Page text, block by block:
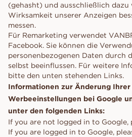
(gehasht) und ausschließlich dazu
Wirksamkeit unserer Anzeigen
messen.
Für Remarketing verwendet
Facebook. Sie können die
personenbezogenen Daten durch
selbst beeinflussen. Für weitere
bitte den unten stehenden Links.
Informationen zur Änderung
Werbeeinstellungen bei Google
unter den folgenden Links:
If you are not logged in to Google,
If you are logged in to Google,